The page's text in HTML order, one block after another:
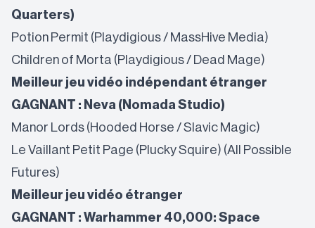
Quarters)
Potion Permit (Playdigious / MassHive Media)
Children of Morta (Playdigious / Dead Mage)
Meilleur jeu vidéo indépendant étranger
GAGNANT : Neva (Nomada Studio)
Manor Lords (Hooded Horse / Slavic Magic)
Le Vaillant Petit Page (Plucky Squire) (All Possible
Futures)
Meilleur jeu vidéo étranger
GAGNANT : Warhammer 40,000: Space